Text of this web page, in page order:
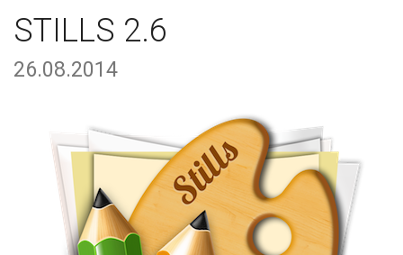
STILLS 2.6
26.08.2014